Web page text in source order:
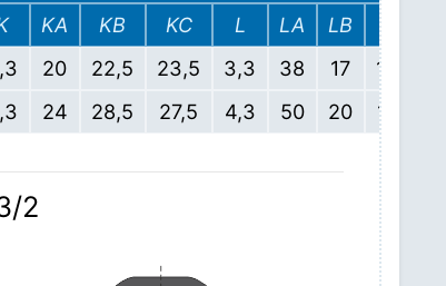
KA KB KC L LA LB
20 22,5 23,5 3,3 38 17 13,5
24 28,5 27,5 4,3 50 20 15,5
2